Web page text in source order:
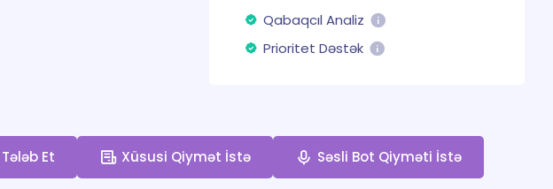
Qabaqcıl Analiz
Prioritet Dəstək
Et Xüsusi Qiymət İstə Səsli Bot Qiyməti İstə